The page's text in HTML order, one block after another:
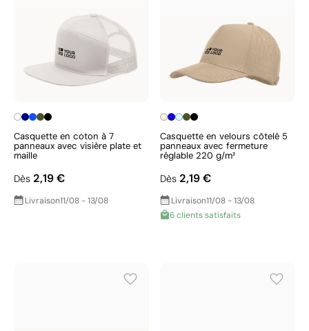
Casquette en coton à 7
panneaux avec visière plate et
maille
Dès 2,19 €
Livraison11/08 - 13/08
Casquette en velours côtelé 5
panneaux avec fermeture
réglable 220 g/m²
Dès 2,19 €
Livraison11/08 - 13/08
6 clients satisfaits